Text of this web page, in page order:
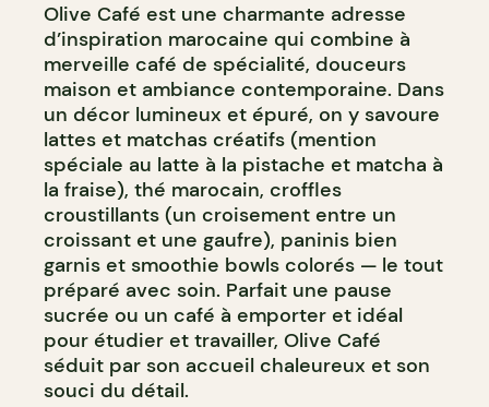
Olive Café est une charmante adresse
d’inspiration marocaine qui combine à
merveille café de spécialité, douceurs
maison et ambiance contemporaine. Dans
un décor lumineux et épuré, on y savoure
lattes et matchas créatifs (mention
spéciale au latte à la pistache et matcha à
la fraise), thé marocain, croffles
croustillants (un croisement entre un
croissant et une gaufre), paninis bien
garnis et smoothie bowls colorés — le tout
préparé avec soin. Parfait une pause
sucrée ou un café à emporter et idéal
pour étudier et travailler, Olive Café
séduit par son accueil chaleureux et son
souci du détail.